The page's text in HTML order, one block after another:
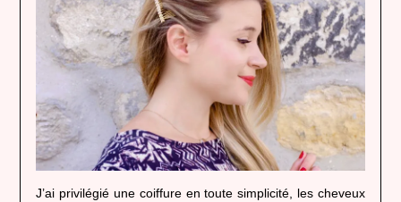
J’ai privilégié une coiffure en toute simplicité, les cheveux